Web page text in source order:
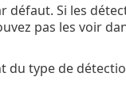
défaut. Si les
pas les voir
du type de